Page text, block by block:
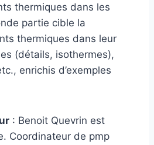
thermiques dans les
partie cible la
thermiques dans leur
(détails, isothermes),
enrichis d’exemples
: Benoit Quevrin est
Coordinateur de pmp